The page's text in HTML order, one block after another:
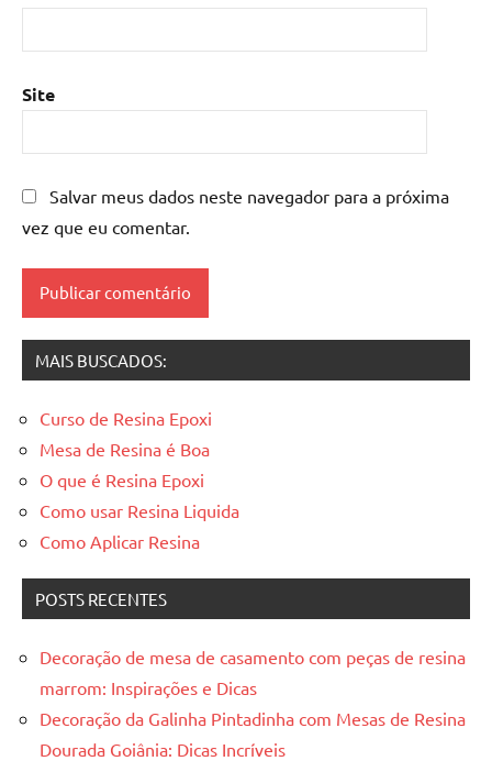
mesa
epoxi
mesa
de
mesas
resinadas
Site
Salvar meus dados neste navegador para a próxima
vez que eu comentar.
MAIS BUSCADOS:
Curso de Resina Epoxi
Mesa de Resina é Boa
O que é Resina Epoxi
Como usar Resina Liquida
Como Aplicar Resina
POSTS RECENTES
Decoração de mesa de casamento com peças de resina
marrom: Inspirações e Dicas
Decoração da Galinha Pintadinha com Mesas de Resina
Dourada Goiânia: Dicas Incríveis